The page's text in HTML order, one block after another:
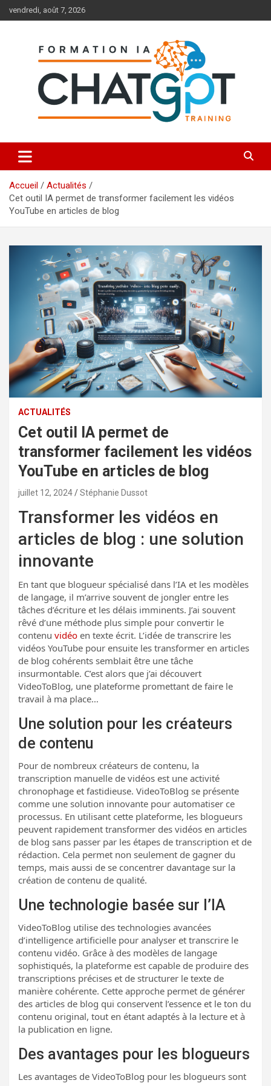
au
vendredi, août 7, 2026
Formation IA ChatGPT
Accueil
Actualités
Cet outil IA permet de transformer facilement les vidéos
YouTube en articles de blog
ACTUALITÉS
Cet outil IA permet de
transformer facilement les vidéos
YouTube en articles de blog
juillet 12, 2024 Stéphanie Dussot
Transformer les vidéos en
articles de blog : une solution
innovante
En tant que blogueur spécialisé dans l’IA et les modèles
de langage, il m’arrive souvent de jongler entre les
tâches d’écriture et les délais imminents. J’ai souvent
rêvé d’une méthode plus simple pour convertir le
contenu vidéo en texte écrit. L’idée de transcrire les
vidéos YouTube pour ensuite les transformer en articles
de blog cohérents semblait être une tâche
insurmontable. C’est alors que j’ai découvert
VideoToBlog, une plateforme promettant de faire le
travail à ma place…
Une solution pour les créateurs
de contenu
Pour de nombreux créateurs de contenu, la
transcription manuelle de vidéos est une activité
chronophage et fastidieuse. VideoToBlog se présente
comme une solution innovante pour automatiser ce
processus. En utilisant cette plateforme, les blogueurs
peuvent rapidement transformer des vidéos en articles
de blog sans passer par les étapes de transcription et de
rédaction. Cela permet non seulement de gagner du
temps, mais aussi de se concentrer davantage sur la
création de contenu de qualité.
Une technologie basée sur l’IA
VideoToBlog utilise des technologies avancées
d’intelligence artificielle pour analyser et transcrire le
contenu vidéo. Grâce à des modèles de langage
sophistiqués, la plateforme est capable de produire des
transcriptions précises et de structurer le texte de
manière cohérente. Cette approche permet de générer
des articles de blog qui conservent l’essence et le ton du
contenu original, tout en étant adaptés à la lecture et à
la publication en ligne.
Des avantages pour les blogueurs
Les avantages de VideoToBlog pour les blogueurs sont